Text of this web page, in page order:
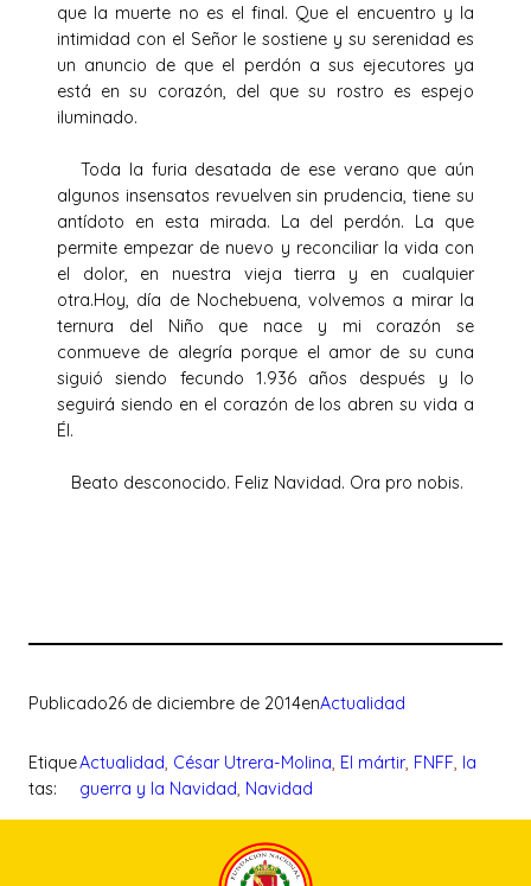
que la muerte no es el final. Que el encuentro y la
intimidad con el Señor le sostiene y su serenidad es
un anuncio de que el perdón a sus ejecutores ya
está en su corazón, del que su rostro es espejo
iluminado.
Toda la furia desatada de ese verano que aún
algunos insensatos revuelven sin prudencia, tiene su
antídoto en esta mirada. La del perdón. La que
permite empezar de nuevo y reconciliar la vida con
el dolor, en nuestra vieja tierra y en cualquier
otra.Hoy, día de Nochebuena, volvemos a mirar la
ternura del Niño que nace y mi corazón se
conmueve de alegría porque el amor de su cuna
siguió siendo fecundo 1.936 años después y lo
seguirá siendo en el corazón de los abren su vida a
Él.
Beato desconocido. Feliz Navidad. Ora pro nobis.
Publicado26 de diciembre de 2014enActualidad
Etique
tas:
Actualidad, César Utrera-Molina, El mártir, FNFF, la
guerra y la Navidad, Navidad